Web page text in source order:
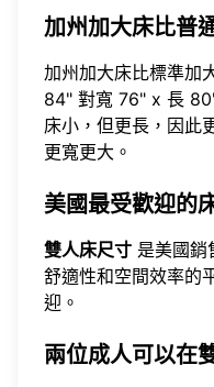
加州加大床比普
加州加大床比標準加
84" 對寬 76" x 長
床小，但更長，因此
更寬更大。
美國最受歡迎的
雙人床尺寸 是美國銷
舒適性和空間效率的
迎。
兩位成人可以在